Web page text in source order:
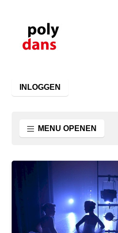
INLOGGEN
MENU OPENEN